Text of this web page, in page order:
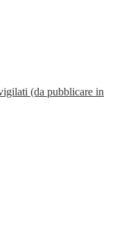
(da pubblicare in